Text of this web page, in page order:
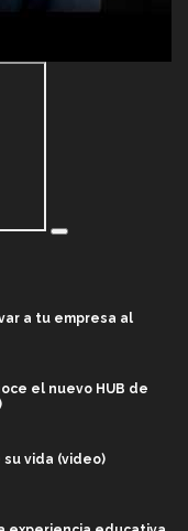
a tu empresa al
el nuevo HUB de
su vida (video)